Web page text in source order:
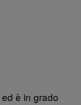
è in grado